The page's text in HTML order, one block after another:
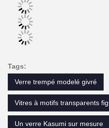
Tags:
Verre trempé modelé givré
Vitres à motifs transparents
Un verre Kasumi sur mesure